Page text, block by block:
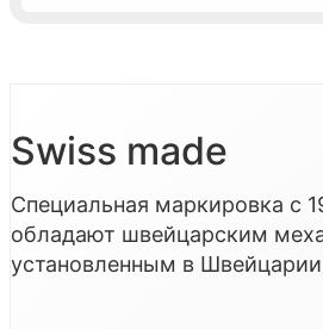
Swiss made
Специальная маркировка с
обладают швейцарским
установленным в